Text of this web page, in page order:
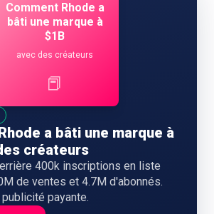
Comment Rhode a
bâti une marque à
$1B
avec des créateurs
📕
a bâti une marque à
créateurs
400k inscriptions en liste
de ventes et 4.7M d'abonnés.
payante.